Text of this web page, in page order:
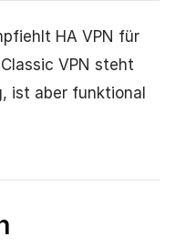
HA VPN für
VPN steht
ist aber funktional